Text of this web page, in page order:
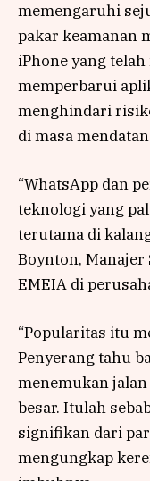
memengaruhi
pakar keamanan
iPhone yang
memperbarui
menghindari
di masa
“WhatsApp dan
teknologi yang
terutama di
Boynton, Manajer
EMEIA di
“Popularitas itu
Penyerang tahu
menemukan
besar. Itulah
signifikan dari
mengungkap